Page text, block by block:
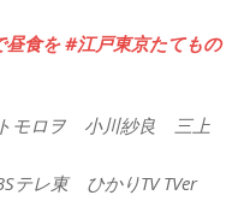
昼食を#江戸東京たてもの
モロヲ 小川紗良 三上
テレ東 ひかりTV TVer